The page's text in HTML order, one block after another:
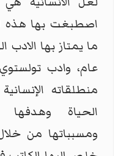
اصطبغت بها هذه
ما يمتاز بها الادب
عام، وادب
منطلقاته
الحياة وهدفها
ومسبباتها من